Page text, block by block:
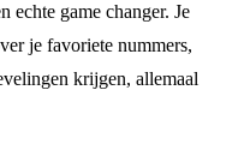
echte game changer. Je
je favoriete nummers,
krijgen, allemaal